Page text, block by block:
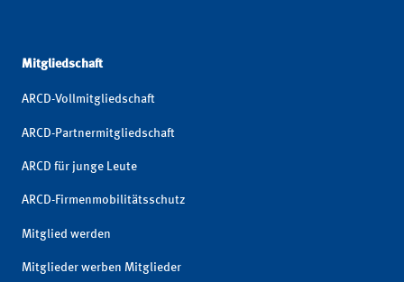
Mitgliedschaft
ARCD-Vollmitgliedschaft
ARCD-Partnermitgliedschaft
ARCD für junge Leute
ARCD-Firmenmobilitätsschutz
Mitglied werden
Mitglieder werben Mitglieder